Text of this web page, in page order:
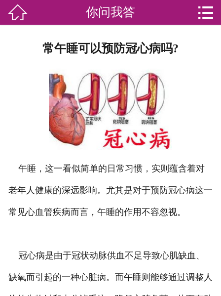
加盟苏家联
荣誉资质
家政资讯
你问我答
关于我们
联系我们
 你问我答 
常午睡可以预防冠心病吗?
午睡，这一看似简单的日常习惯，实则蕴含着对
老年人健康的深远影响。尤其是对于预防冠心病这一
常见心血管疾病而言，午睡的作用不容忽视。
冠心病是由于冠状动脉供血不足导致心肌缺血、
缺氧而引起的一种心脏病。而午睡则能够通过调整人